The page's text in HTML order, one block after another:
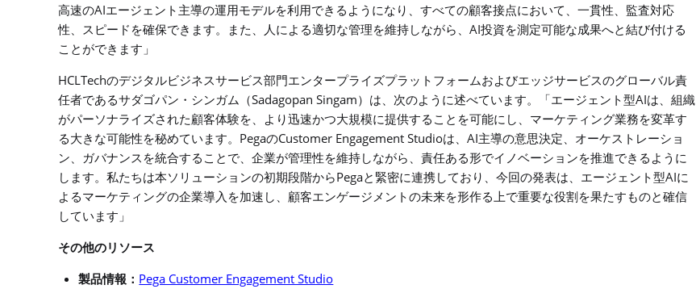
高速のAIエージェント主導の運用モデルを利用できるようになり、すべての顧客接点において、一貫性、監査対応
性、スピードを確保できます。また、人による適切な管理を維持しながら、 AI投資を測定可能な成果へと結び付ける
ことができます」
HCLTechのデジタルビジネスサービス部門エンタープライズプラットフォームおよびエッジサービスのグローバル責
任者であるサダゴパン・シンガム（Sadagopan Singam）は、次のように述べています。「エージェント型AIは、組織
がパーソナライズされた顧客体験を、より迅速かつ大規模に提供することを可能にし、マーケティング業務を変革す
る大きな可能性を秘めています。 PegaのCustomer Engagement Studioは、 AI主導の意思決定、オーケストレーショ
ン、ガバナンスを統合することで、企業が管理性を維持しながら、責任ある形でイノベーションを推進できるように
します。私たちは本ソリューションの初期段階からPegaと緊密に連携しており、今回の発表は、エージェント型AIに
よるマーケティングの企業導入を加速し、顧客エンゲージメントの未来を形作る上で重要な役割を果たすものと確信
しています」
その他のリソース
製品情報 ： Pega Customer Engagement Studio